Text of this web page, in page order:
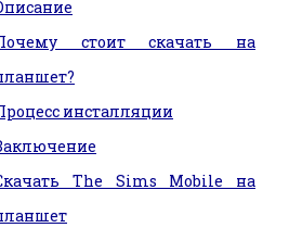
стоит скачать на
инсталляции
The Sims Mobile на